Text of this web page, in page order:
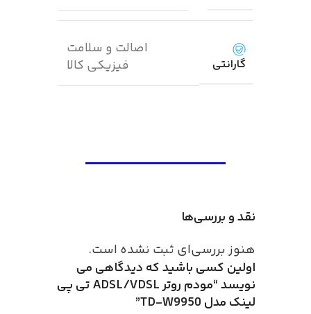
گارانتی
اصالت و سلامت
فیزیکی کالا
نقد و بررسی‌ها
هنوز بررسی‌ای ثبت نشده است.
اولین کسی باشید که دیدگاهی می
نویسد “مودم روتر ADSL/VDSL تی پی
لینک مدل TD-W9950”